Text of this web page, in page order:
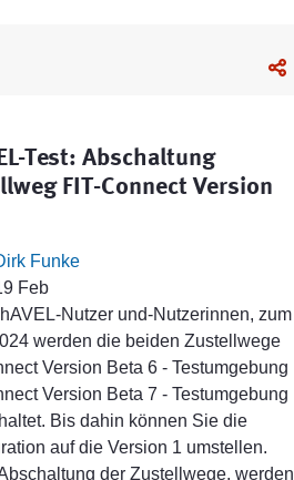
Test: Abschaltung
FIT-Connect Version
Funke
Feb
Nutzer und-Nutzerinnen, zum
werden die beiden Zustellwege
Version Beta 6 - Testumgebung
Version Beta 7 - Testumgebung
Bis dahin können Sie die
auf die Version 1 umstellen.
der Zustellwege, werden